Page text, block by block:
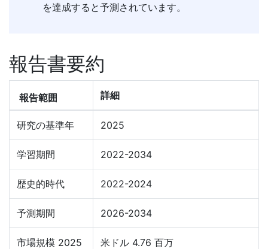
を達成すると予測されています。
報告書要約
報告範囲 詳細
研究の基準年 2025
学習期間 2022-2034
歴史的時代 2022-2024
予測期間 2026-2034
市場規模 2025 米ドル 4.76 百万